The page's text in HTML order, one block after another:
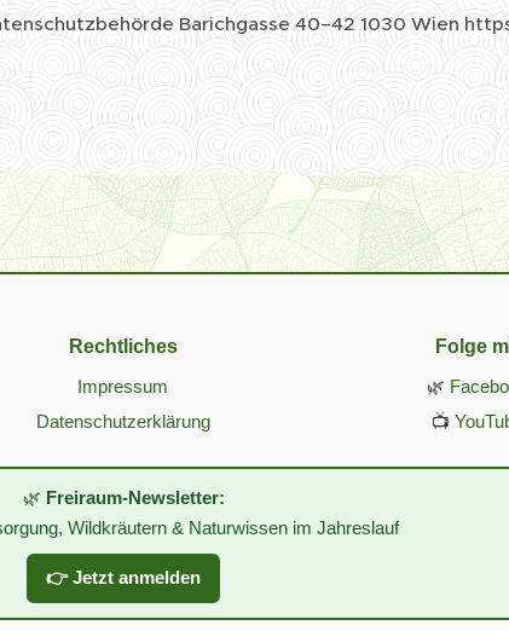
Barichgasse 40–42 1030 Wien
Rechtliches
Impressum
Datenschutzerklärung
Folge
🌿
📺
🌿 Freiraum-Newsletter:
Wildkräutern & Naturwissen im Jahreslauf
👉 Jetzt anmelden